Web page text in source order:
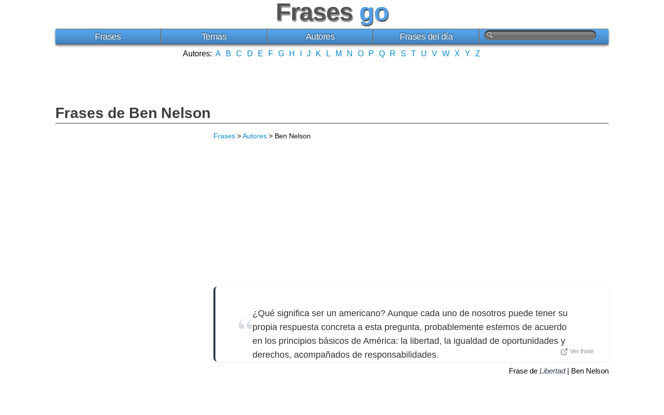
Frases go
Frases Temas Autores Frases del día
Autores: A B C D E F G H J K L M N O P Q R S T U V W X Y Z
Frases de Ben Nelson
Frases >Autores > Ben Nelson
¿Qué significa ser un americano? Aunque cada uno de nosotros puede tener su
propia respuesta concreta a esta pregunta, probablemente estemos de acuerdo
en los principios básicos de América: la libertad, la igualdad de oportunidades y
derechos, acompañados de responsabilidades.
Ver frase
Frase de Libertad| Ben Nelson